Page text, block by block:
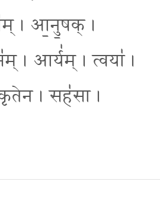
। आ॒नु॒षक् ।
। आर्य॑म् । त्वया॑ ।
। सह॑सा ।